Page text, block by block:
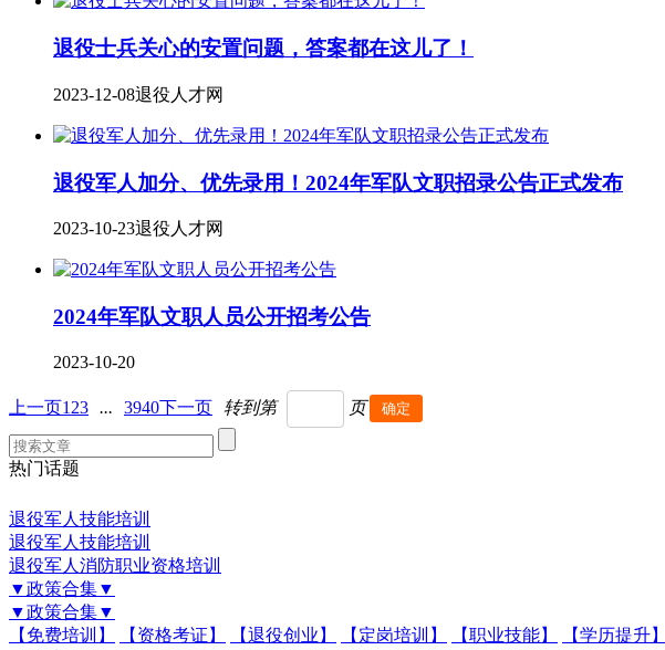
退役士兵关心的安置问题，答案都在这儿了！
2023-12-08退役人才网
退役军人加分、优先录用！2024年军队文职招录公告正式发布
2023-10-23退役人才网
2024年军队文职人员公开招考公告
2023-10-20
上一页1 23 ... 3940下一页 转到第 页
热门话题
退役军人技能培训
退役军人技能培训
退役军人消防职业资格培训
▼政策合集▼
▼政策合集▼
【免费培训】
【资格考证】 【退役创业】 【定岗培训】 【职业技能】 【学历提升】